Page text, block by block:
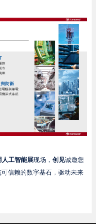
工智能展现场， 创见诚邀您
信赖的数字基石，驱动未来